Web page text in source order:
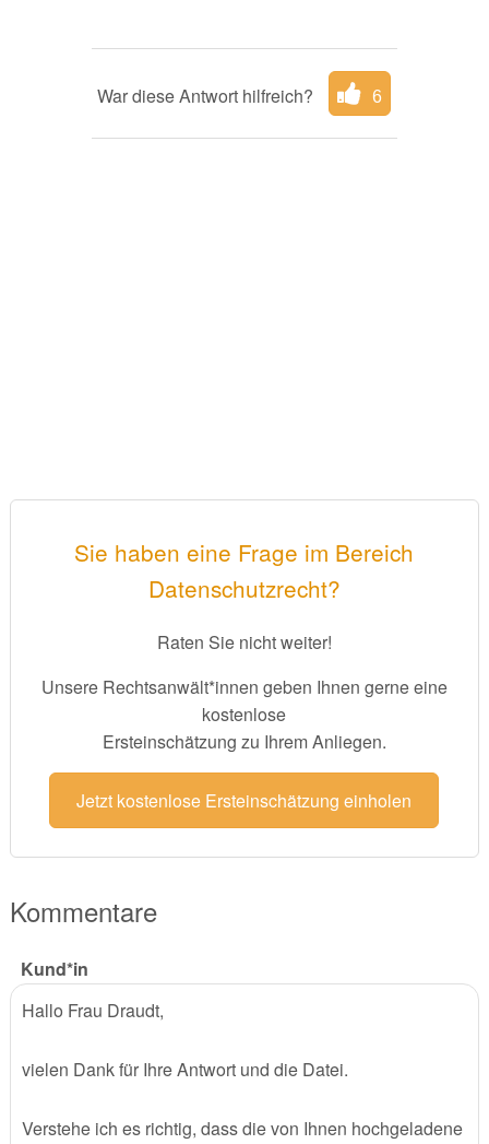
War diese Antwort hilfreich? 6
Sie haben eine Frage im Bereich
Datenschutzrecht?
Raten Sie nicht weiter!
Unsere Rechtsanwält*innen geben Ihnen gerne eine
kostenlose
Ersteinschätzung zu Ihrem Anliegen.
Jetzt kostenlose Ersteinschätzung einholen
Kommentare
Kund*in
Hallo Frau Draudt,
vielen Dank für Ihre Antwort und die Datei.
Verstehe ich es richtig, dass die von Ihnen hochgeladene